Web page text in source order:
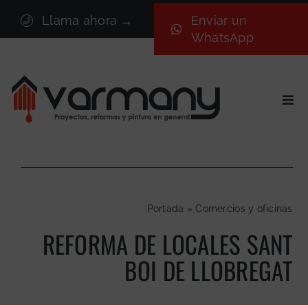
contenido
Llama ahora →
Enviar un
WhatsApp
Sectores
Nosotros
Portada »Comercios y oficinas
REFORMA DE LOCALES SANT
BOI DE LLOBREGAT